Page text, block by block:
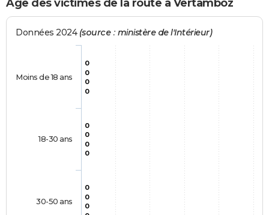
Age des victimes de la route à Vertamboz
Données 2024 (source : ministère de l'Intérieur)
0
0
0
0
0
0
0
0
0
0
0
Moins de 18 ans
18-30 ans
30-50 ans